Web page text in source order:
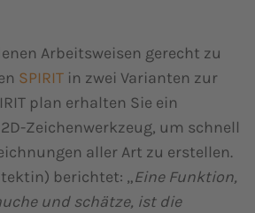
Arbeitsweisen gerecht zu
SPIRIT in zwei Varianten zur
plan erhalten Sie ein
Zeichenwerkzeug, um schnell
aller Art zu erstellen.
berichtet: „Eine Funktion,
und schätze, ist die